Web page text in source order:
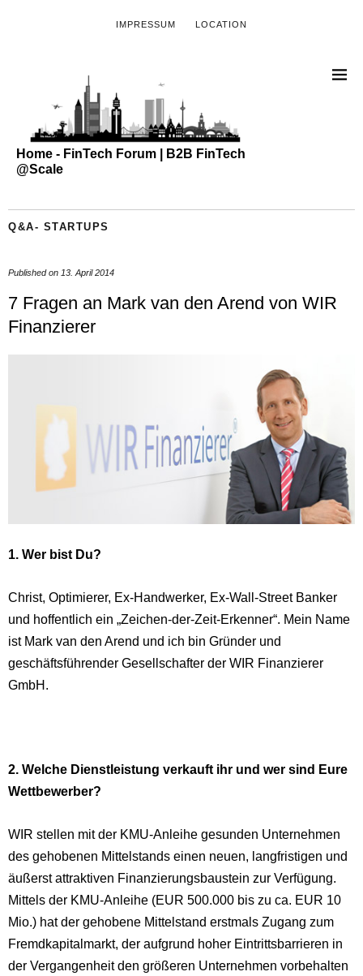
IMPRESSUM LOCATION
Home - FinTech Forum | B2B FinTech
@Scale
Q&A- STARTUPS
Published on 13. April 2014
7 Fragen an Mark van den Arend von WIR
Finanzierer
1. Wer bist Du?
Christ, Optimierer, Ex-Handwerker, Ex-Wall-Street Banker
und hoffentlich ein „Zeichen-der-Zeit-Erkenner“. Mein Name
ist Mark van den Arend und ich bin Gründer und
geschäftsführender Gesellschafter der WIR Finanzierer
GmbH.
2. Welche Dienstleistung verkauft ihr und wer sind Eure
Wettbewerber?
WIR stellen mit der KMU-Anleihe gesunden Unternehmen
des gehobenen Mittelstands einen neuen, langfristigen und
äußerst attraktiven Finanzierungsbaustein zur Verfügung.
Mittels der KMU-Anleihe (EUR 500.000 bis zu ca. EUR 10
Mio.) hat der gehobene Mittelstand erstmals Zugang zum
Fremdkapitalmarkt, der aufgrund hoher Eintrittsbarrieren in
der Vergangenheit den größeren Unternehmen vorbehalten